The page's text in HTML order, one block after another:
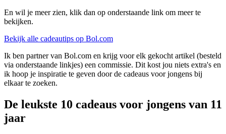
En wil je meer zien, klik dan op onderstaande link om meer te
bekijken.
Bekijk alle cadeautips op Bol.com
Ik ben partner van Bol.com en krijg voor elk gekocht artikel (besteld
via onderstaande linkjes) een commissie. Dit kost jou niets extra's en
ik hoop je inspiratie te geven door de cadeaus voor jongens bij
elkaar te zoeken.
De leukste 10 cadeaus voor jongens van 11
jaar